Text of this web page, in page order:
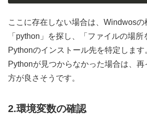
ここに存在しない場合は、Windwos
「python」を探し、「ファイルの場所
Pythonのインストール先を特定します
Pythonが見つからなかった場合は、再
方が良さそうです。
2.環境変数の確認